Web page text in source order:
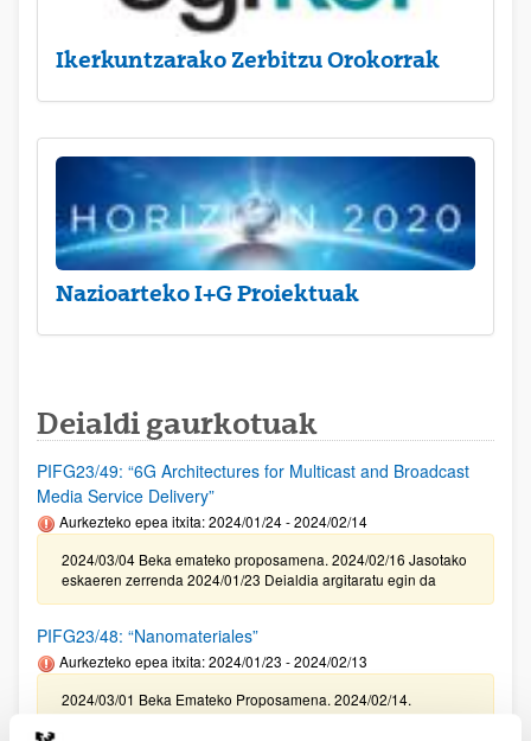
Ikerkuntzarako Zerbitzu Orokorrak
Nazioarteko I+G Proiektuak
Deialdi gaurkotuak
PIFG23/49: “6G Architectures for Multicast and Broadcast
Media Service Delivery”
Aurkezteko epea itxita: 2024/01/24 - 2024/02/14
2024/03/04 Beka emateko proposamena. 2024/02/16 Jasotako
eskaeren zerrenda 2024/01/23 Deialdia argitaratu egin da
PIFG23/48: “Nanomateriales”
Aurkezteko epea itxita: 2024/01/23 - 2024/02/13
2024/03/01 Beka Emateko Proposamena. 2024/02/14.
Balorazio fasera pasako diren jasotako eskaeren zerrenda .